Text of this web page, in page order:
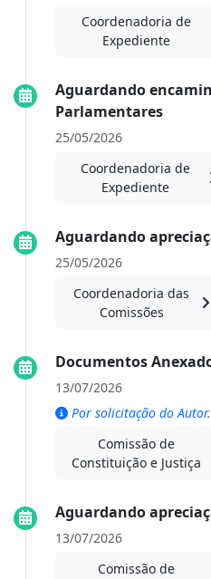
Coordenadoria de
Expediente
Aguardando
Parlamentares
25/05/2026
Coordenadoria de
Expediente
Aguardando
25/05/2026
Coordenadoria das
Comissões
Documentos
13/07/2026
Por solicitação do Autor.
Comissão de
Constituição e Justiça
Aguardando
13/07/2026
Comissão de